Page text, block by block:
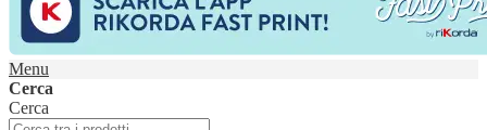
Menu
Cerca
Cerca